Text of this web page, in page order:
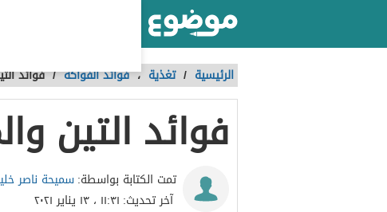
الرئيسية / تغذية ،فوائد الفواكه /فوائد
فوائد التين
تمت الكتابة بواسطة:سميحة ناصر
آخر تحديث: ١١:٣١ ، ١٣ يناير ٢٠٢١